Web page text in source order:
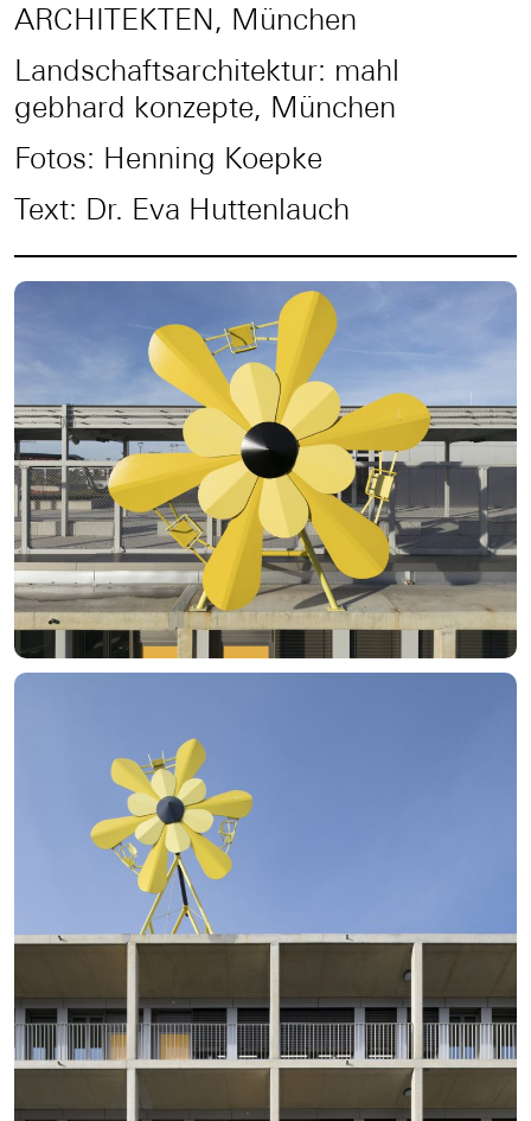
ARCHITEKTEN, München
Landschaftsarchitektur: mahl
gebhard konzepte, München
Fotos: Henning Koepke
Text: Dr. Eva Huttenlauch